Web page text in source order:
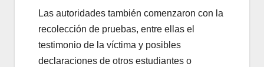
Las autoridades también comenzaron con la
recolección de pruebas, entre ellas el
testimonio de la víctima y posibles
declaraciones de otros estudiantes o